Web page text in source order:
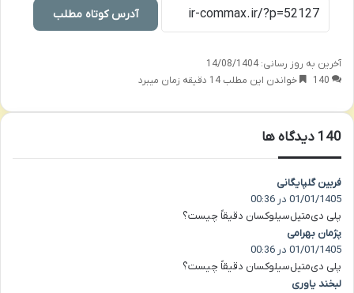
آدرس کوتاه مطلب
آخرین به روز رسانی: 14/08/1404
140
خواندن این مطلب 14 دقیقه زمان میبرد
‫140 دیدگاه ها
فربین گلپایگانی
ف
ت
01/01/1405 در 00:36
پلی دی‌متیل‌سیلوکسان دقیقاً چیست؟
پژمان بهرامی
ف
ت
01/01/1405 در 00:36
پلی دی‌متیل‌سیلوکسان دقیقاً چیست؟
لبخند یاوری